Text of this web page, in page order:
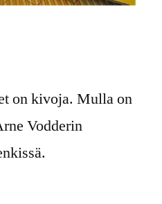
on kivoja. Mulla on
Vodderin